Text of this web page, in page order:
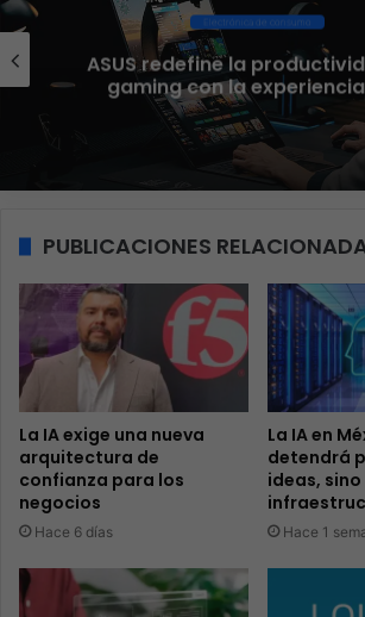
Ciberseguridad
El 73% de las empresas en
aseguran que el phishing
funcionando
PUBLICACIONES
La IA exige una nueva
arquitectura de
confianza para los
negocios
Hace 6 días
La IA en
detendrá
ideas,
Hace 1